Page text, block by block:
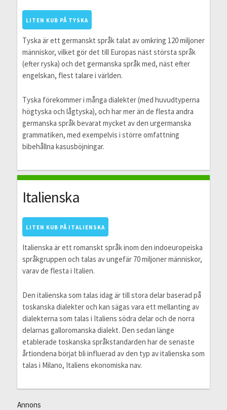
LITEN KUB PÅ TYSKA
Tyska är ett germanskt språk talat av omkring 120 miljoner
människor, vilket gör det till Europas näst största språk
(efter ryska) och det germanska språk med, näst efter
engelskan, flest talare i världen.
Tyska förekommer i många dialekter (med huvudtyperna
högtyska och lågtyska), och har mer än de flesta andra
germanska språk bevarat mycket av den urgermanska
grammatiken, med exempelvis i större omfattning
bibehållna kasusböjningar.
Italienska
LITEN KUB PÅ ITALIENSKA
Italienska är ett romanskt språk inom den indoeuropeiska
språkgruppen och talas av ungefär 70 miljoner människor,
varav de flesta i Italien.
Den italienska som talas idag är till stora delar baserad på
toskanska dialekter och kan sägas vara ett mellanting av
dialekterna som talas i Italiens södra delar och de norra
delarnas galloromanska dialekt. Den sedan länge
etablerade toskanska språkstandarden har de senaste
årtiondena börjat bli influerad av den typ av italienska som
talas i Milano, Italiens ekonomiska nav.
Annons